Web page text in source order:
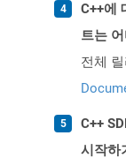
C++에
트는
전체
C++
시작하